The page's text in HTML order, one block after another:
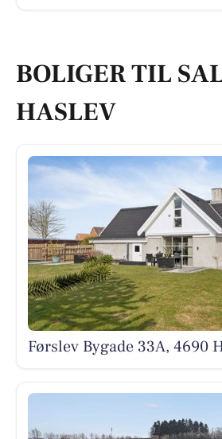
BOLIGER TIL
HASLEV
Førslev Bygade 33A, 4690